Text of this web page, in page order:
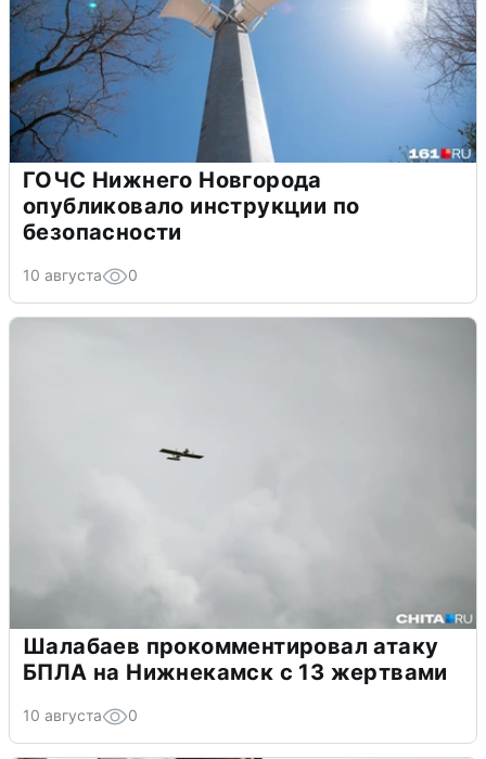
ГОЧС Нижнего Новгорода
опубликовало инструкции по
безопасности
10 августа 0
Шалабаев прокомментировал атаку
БПЛА на Нижнекамск с 13 жертвами
10 августа 0